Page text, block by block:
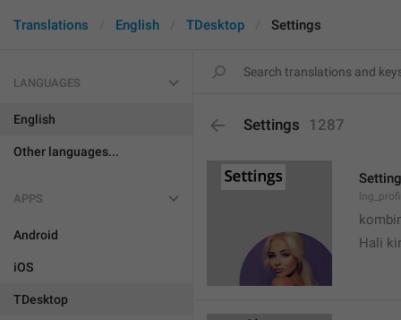
Translations English TDesktop Settings
LANGUAGES
English
Other languages...
APPS
Android
iOS
TDesktop
Settings 1287
Hali